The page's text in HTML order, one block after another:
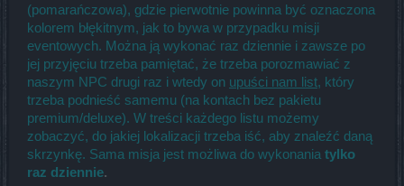
(pomarańczowa), gdzie pierwotnie powinna być oznaczona
kolorem błękitnym, jak to bywa w przypadku misji
eventowych. Można ją wykonać raz dziennie i zawsze po
jej przyjęciu trzeba pamiętać, że trzeba porozmawiać z
naszym NPC drugi raz i wtedy on upuści nam list, który
trzeba podnieść samemu (na kontach bez pakietu
premium/deluxe). W treści każdego listu możemy
zobaczyć, do jakiej lokalizacji trzeba iść, aby znaleźć daną
skrzynkę. Sama misja jest możliwa do wykonania tylko
raz dziennie.